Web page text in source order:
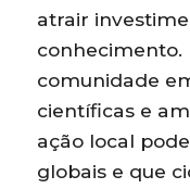
atrair
conhecimento.
comunidade
científicas e
ação local
globais e que